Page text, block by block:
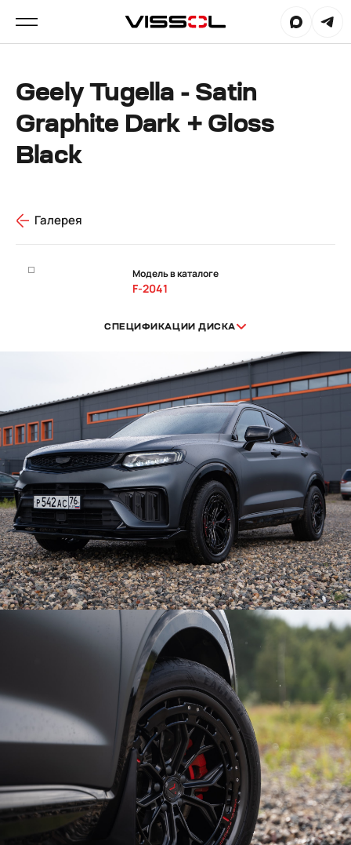
Geely Tugella - Satin
Graphite Dark + Gloss
Black
Галерея
Модель в каталоге
F-2041
СПЕЦИФИКАЦИИ ДИСКА